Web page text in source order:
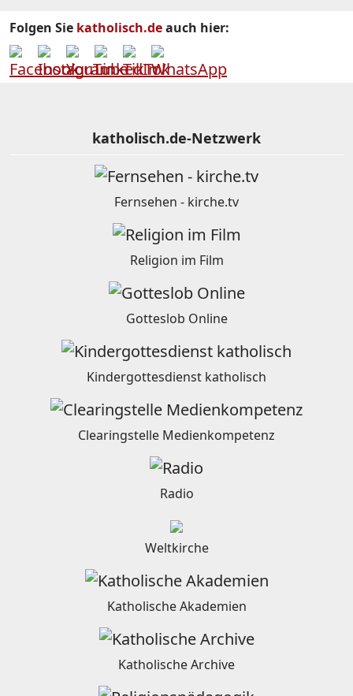
Folgen Sie katholisch.deauch hier:
katholisch.de-Netzwerk
Fernsehen - kirche.tv
Religion im Film
Gotteslob Online
Kindergottesdienst katholisch
Clearingstelle Medienkompetenz
Radio
Weltkirche
Katholische Akademien
Katholische Archive